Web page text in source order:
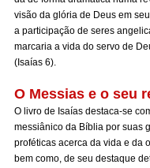
visão da glória de Deus em
a participação de seres
marcaria a vida do servo de
(Isaías 6).
O Messias e o seu
O livro de Isaías destaca-se
messiânico da Bíblia por suas
proféticas acerca da vida e da
bem como, de seu destaque